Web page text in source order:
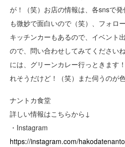
が！（笑）お店の情報は、各snsで
も微妙で面白いので（笑）、フォロ
キッチンカーもあるので、イベント
ので、問い合わせしてみてください
には、グリーンカレー行っときます
れそうだけど！（笑）また伺うのが
ナントカ食堂
詳しい情報はこちらから↓
・Instagram
https://instagram.com/